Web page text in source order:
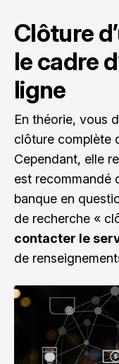
Clôture
le cadre
ligne
En théorie, vous
clôture complète
Cependant, elle
est recommandé
banque en
de recherche «
contacter le
de